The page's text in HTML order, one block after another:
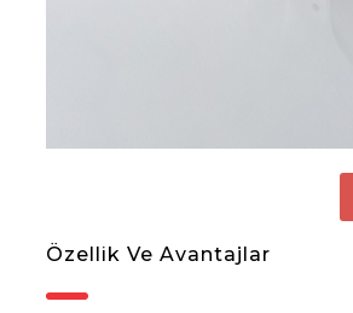
Özellik Ve Avantajlar